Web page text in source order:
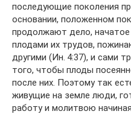
последующие поколения
основании, положенном
продолжают дело,
плодами их трудов,
другими (Ин. 4:37), и сами
того, чтобы плоды
после них. Поэтому так
живущие на земле люди,
работу и молитвою